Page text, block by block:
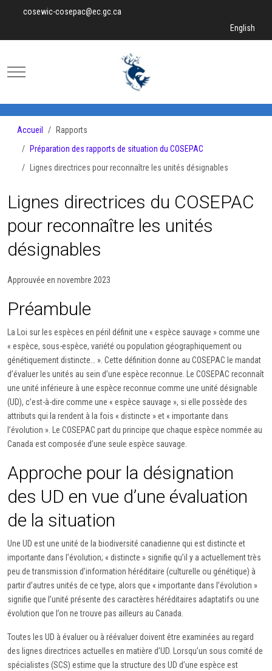
cosewic-cosepac@ec.gc.ca
Sélectionnez
English
Mobile Menu Toggle
Accueil
Rapports
Préparation des rapports de situation du COSEPAC
Lignes directrices pour reconnaître les unités désignables
Lignes directrices du COSEPAC
pour reconnaître les unités
désignables
Approuvée en novembre 2023
Préambule
La Loi sur les espèces en péril définit une « espèce sauvage » comme une
« espèce, sous-espèce, variété ou population géographiquement ou
génétiquement distincte… ». Cette définition donne au COSEPAC le mandat
d’évaluer les unités au sein d’une espèce reconnue. Le COSEPAC reconnaît
une unité inférieure à une espèce reconnue comme une unité désignable
(UD), c’est-à-dire comme une « espèce sauvage », si elle possède des
attributs qui la rendent à la fois « distincte » et « importante dans
l’évolution ». Le COSEPAC part du principe que chaque espèce nommée au
Canada est composée d’une seule espèce sauvage.
Approche pour la désignation
des UD en vue d’une évaluation
de la situation
Une UD est une unité de la biodiversité canadienne qui est distincte et
importante dans l’évolution; « distincte » signifie qu’il y a actuellement très
peu de transmission d’information héréditaire (culturelle ou génétique) à
partir d’autres unités de ce type, alors que « importante dans l’évolution »
signifie que l’unité présente des caractères héréditaires adaptatifs ou une
évolution que l’on ne trouve pas ailleurs au Canada.
Toutes les UD à évaluer ou à réévaluer doivent être examinées au regard
des lignes directrices actuelles en matière d’UD. Lorsqu’un sous comité de
spécialistes (SCS) estime que la structure des UD d’une espèce est